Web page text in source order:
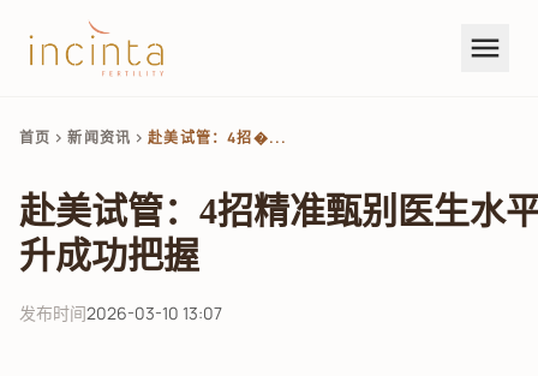
menu
首页 chevron_right新闻资讯 chevron_right赴美试管：4招�...
赴美试管：4招精准甄别医生水
升成功把握
发布时间2026-03-10 13:07